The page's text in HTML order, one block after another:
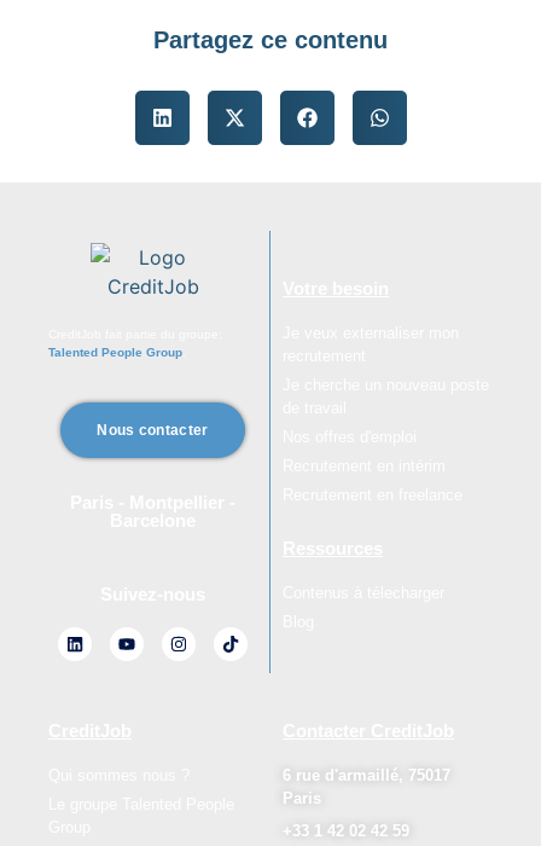
Partagez ce contenu
Talented People Group
Nous contacter
6 rue d'armaillé, 75017
Paris
+33 1 42 02 42 59